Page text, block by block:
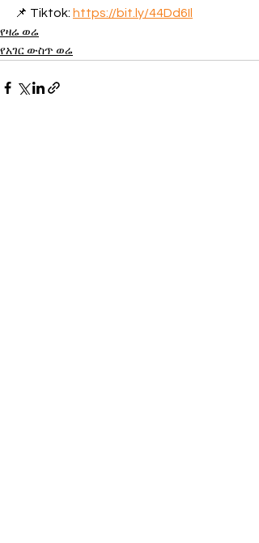
📌 Tiktok: https://bit.ly/44Dd6Il
የዛሬ ወሬ
የአገር ውስጥ ወሬ